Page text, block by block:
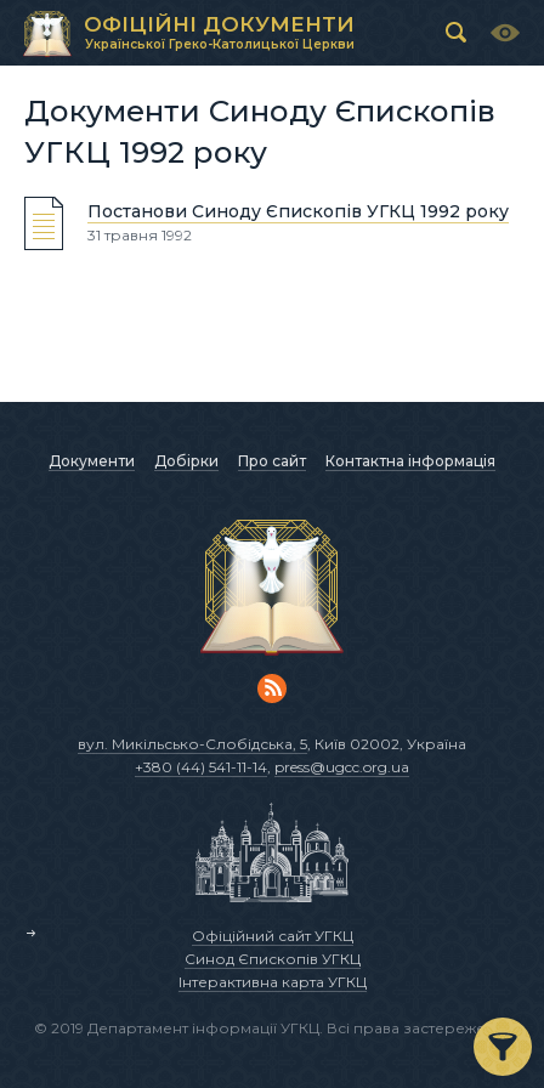
ОФІЦІЙНІ ДОКУМЕНТИ
Української Греко-Католицької Церкви
Документи Синоду Єпископів
УГКЦ 1992 року
Постанови Синоду Єпископів УГКЦ 1992 року
31 травня 1992
Документи Добірки Про сайт Контактна інформація
вул. Микільсько-Слобідська, 5, Київ 02002, Україна
+380 (44) 541-11-14, press@ugcc.org.ua
Офіційний сайт УГКЦ
Синод Єпископів УГКЦ
Інтерактивна карта УГКЦ
© 2019 Департамент інформації УГКЦ. Всі права застережено.